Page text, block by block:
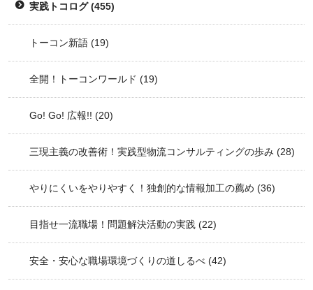
実践トコログ(455)
トーコン新語 (19)
全開！トーコンワールド (19)
Go! Go! 広報!! (20)
三現主義の改善術！実践型物流コンサルティングの歩み (28)
やりにくいをやりやすく！独創的な情報加工の薦め (36)
目指せ一流職場！問題解決活動の実践 (22)
安全・安心な職場環境づくりの道しるべ (42)